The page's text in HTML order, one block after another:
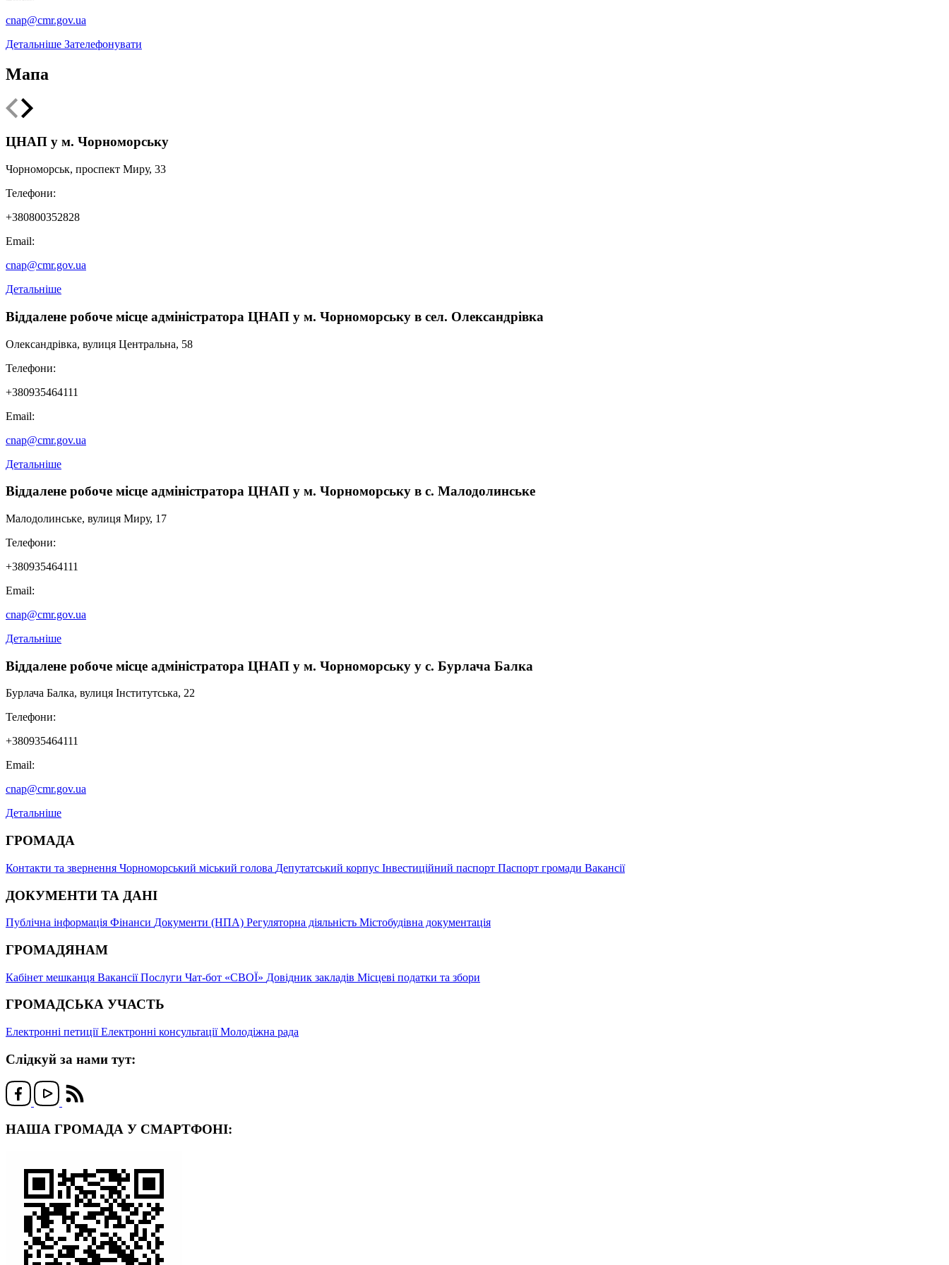
cnap@cmr.gov.ua
Детальніше Зателефонувати
Мапа
+
ЦНАП у м. Чорноморську
Чорноморськ, проспект Миру, 33
Телефони:
+380800352828
Email:
cnap@cmr.gov.ua
Детальніше
Віддалене робоче місце адміністратора ЦНАП у м. Чорноморську в сел. Олександрівка
Олександрівка, вулиця Центральна, 58
Телефони:
+380935464111
Email:
cnap@cmr.gov.ua
Детальніше
Віддалене робоче місце адміністратора ЦНАП у м. Чорноморську в с. Малодолинське
Малодолинське, вулиця Миру, 17
Телефони:
+380935464111
Email:
cnap@cmr.gov.ua
Детальніше
Віддалене робоче місце адміністратора ЦНАП у м. Чорноморську у с. Бурлача Балка
Бурлача Балка, вулиця Інститутська, 22
Телефони:
+380935464111
Email:
cnap@cmr.gov.ua
Детальніше
ГРОМАДА
Контакти та звернення Чорноморський міський голова Депутатський корпус Інвестиційний паспорт Паспорт громади Вакансії
ДОКУМЕНТИ ТА ДАНІ
Публічна інформація Фінанси Документи (НПА) Регуляторна діяльність Містобудівна документація
ГРОМАДЯНАМ
Кабінет мешканця ВакансіїПослуги Чат-бот «СВОЇ» Довідник закладів Місцеві податки та збори
ГРОМАДСЬКА УЧАСТЬ
Електронні петиціїЕлектронні консультаціїМолодіжна рада
Слідкуй за нами тут:
НАША ГРОМАДА У СМАРТФОНІ: